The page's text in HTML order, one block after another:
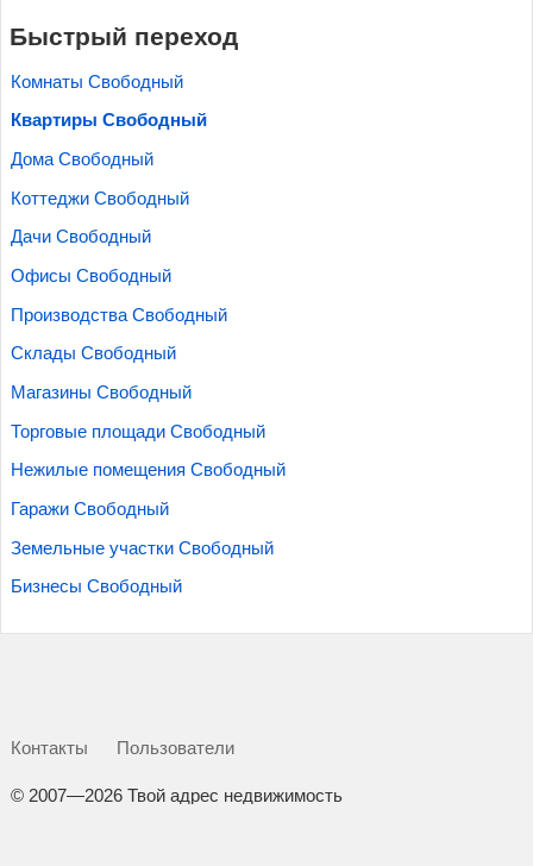
Быстрый переход
Комнаты Свободный
Квартиры Свободный
Дома Свободный
Коттеджи Свободный
Дачи Свободный
Офисы Свободный
Производства Свободный
Склады Свободный
Магазины Свободный
Торговые площади Свободный
Нежилые помещения Свободный
Гаражи Свободный
Земельные участки Свободный
Бизнесы Свободный
Контакты Пользователи
© 2007—2026 Твой адрес недвижимость